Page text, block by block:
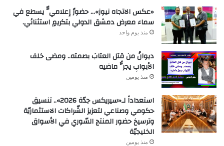
«عكس الاتجاه نيوز»… حضورٌ إعلاميٌّ يسطع في
سماء معرض دمشق الدولي بتكريمٍ استثنائي.
منذ يوم واحد
ديوانُ من قتل العتابَ بصمته.. ومضى خلف
الأبوابِ يجرُّ ماضيه
منذ يومين
استعداداً لـ«سيريكس جدّة 2026».. تنسيق
حكومي وصناعي لتعزيز الشّراكات الاستثماريّة
وترسيخ حضور المنتج السّوري في الأسواق
الخليجيّة
منذ يومين